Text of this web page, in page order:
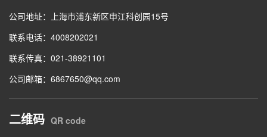
公司地址：上海市浦东新区申江科创园15号
联系电话：4008202021
联系传真：021-38921101
公司邮箱：6867650@qq.com
二维码 QR code